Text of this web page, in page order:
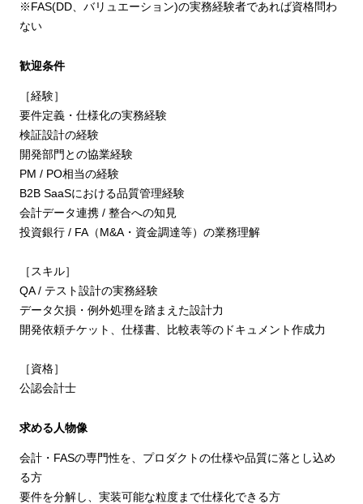
※FAS(DD、バリュエーション)の実務経験者であれば資格問わ
ない
歓迎条件
［経験］
要件定義・仕様化の実務経験
検証設計の経験
開発部門との協業経験
PM / PO相当の経験
B2B SaaSにおける品質管理経験
会計データ連携 / 整合への知見
投資銀行 / FA（M&A・資金調達等）の業務理解
［スキル］
QA / テスト設計の実務経験
データ欠損・例外処理を踏まえた設計力
開発依頼チケット、仕様書、比較表等のドキュメント作成力
［資格］
公認会計士
求める人物像
会計・FASの専門性を、プロダクトの仕様や品質に落とし込め
る方
要件を分解し、実装可能な粒度まで仕様化できる方